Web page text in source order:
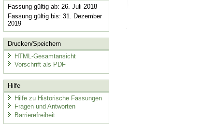
Fassung gültig ab: 26. Juli 2018
Fassung gültig bis: 31. Dezember
2019
Drucken/Speichern
HTML-Gesamtansicht
Vorschrift als PDF
Hilfe
Hilfe zu Historische Fassungen
Fragen und Antworten
Barrierefreiheit